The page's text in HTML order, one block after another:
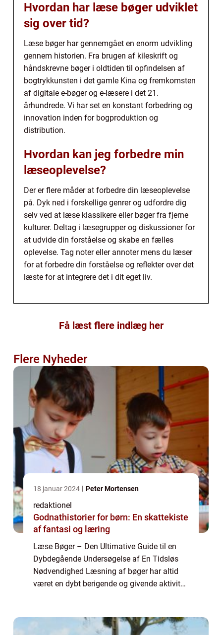
Hvordan har læse bøger udviklet
sig over tid?
Læse bøger har gennemgået en enorm udvikling
gennem historien. Fra brugen af kileskrift og
håndskrevne bøger i oldtiden til opfindelsen af
bogtrykkunsten i det gamle Kina og fremkomsten
af digitale e-bøger og e-læsere i det 21.
århundrede. Vi har set en konstant forbedring og
innovation inden for bogproduktion og
distribution.
Hvordan kan jeg forbedre min
læseoplevelse?
Der er flere måder at forbedre din læseoplevelse
på. Dyk ned i forskellige genrer og udfordre dig
selv ved at læse klassikere eller bøger fra fjerne
kulturer. Deltag i læsegrupper og diskussioner for
at udvide din forståelse og skabe en fælles
oplevelse. Tag noter eller annoter mens du læser
for at forbedre din forståelse og reflekter over det
læste for at integrere det i dit eget liv.
Få læst flere indlæg her
Flere Nyheder
18 januar 2024 Peter Mortensen
redaktionel
Godnathistorier for børn: En skattekiste
af fantasi og læring
Læse Bøger – Den Ultimative Guide til en
Dybdegående Undersøgelse af En Tidsløs
Nødvendighed Læsning af bøger har altid
været en dybt berigende og givende aktivitet.